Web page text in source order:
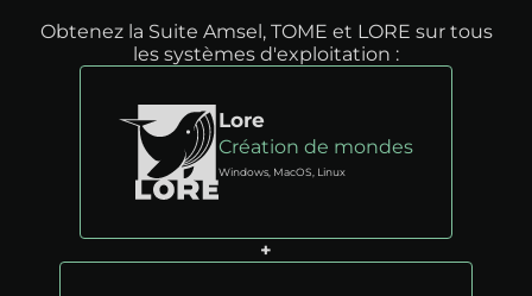
Obtenez la Suite Amsel, TOME et LORE sur tous
les systèmes d'exploitation :
Lore
Création de mondes
Windows, MacOS, Linux
+